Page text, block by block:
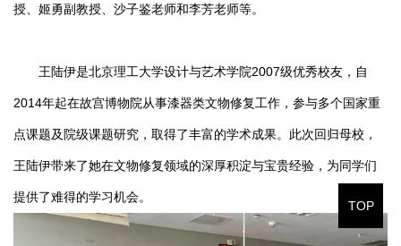
授、姬勇副教授、沙子鉴老师和李芳老师等。
王陆伊是北京理工大学设计与艺术学院2007级优秀校友，自
2014年起在故宫博物院从事漆器类文物修复工作，参与多个国家重
点课题及院级课题研究，取得了丰富的学术成果。此次回归母校，
王陆伊带来了她在文物修复领域的深厚积淀与宝贵经验，为同学们
提供了难得的学习机会。
TOP